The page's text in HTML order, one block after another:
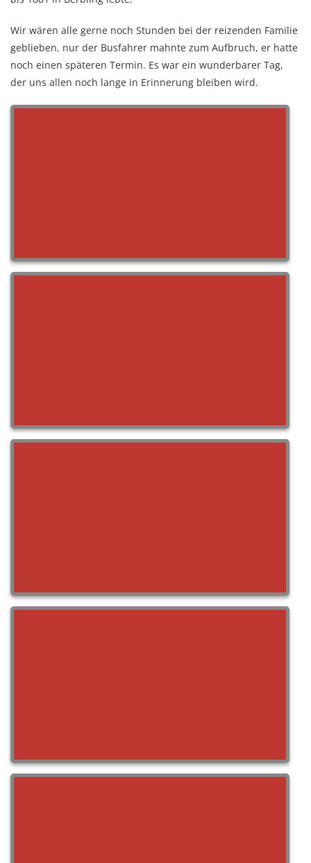
Wir wären alle gerne noch Stunden bei der reizenden Familie
geblieben, nur der Busfahrer mahnte zum Aufbruch, er hatte
noch einen späteren Termin. Es war ein wunderbarer Tag,
der uns allen noch lange in Erinnerung bleiben wird.